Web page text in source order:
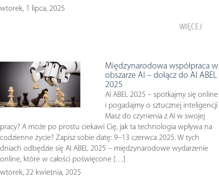
wtorek, 1 lipca, 2025
WIĘCEJ
Międzynarodowa współpraca w
obszarze AI – dołącz do AI ABEL
2025
AI ABEL 2025 – spotkajmy się online
i pogadajmy o sztucznej inteligencji
Masz do czynienia z AI w swojej
pracy? A może po prostu ciekawi Cię, jak ta technologia wpływa na
codzienne życie? Zapisz sobie datę: 9–13 czerwca 2025. W tych
dniach odbędzie się AI ABEL 2025 – międzynarodowe wydarzenie
online, które w całości poświęcone […]
wtorek, 22 kwietnia, 2025